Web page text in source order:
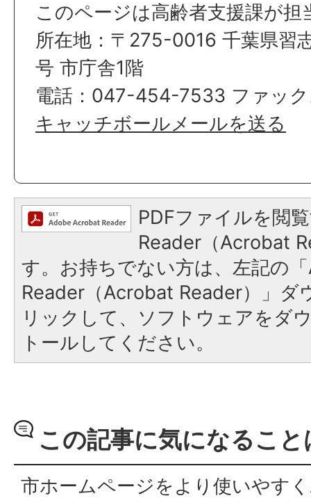
このページは高齢者支援課が担
所在地：〒275-0016 千葉県習
号 市庁舎1階
電話：047-454-7533 ファッ
キャッチボールメールを送る
PDFファイルを閲
Reader（Acrobat
す。お持ちでない方は、左記の
Reader（Acrobat Reader）」ダ
リックして、ソフトウェアをダ
トールしてください。
この記事に気になるこ
市ホームページをより使いやす